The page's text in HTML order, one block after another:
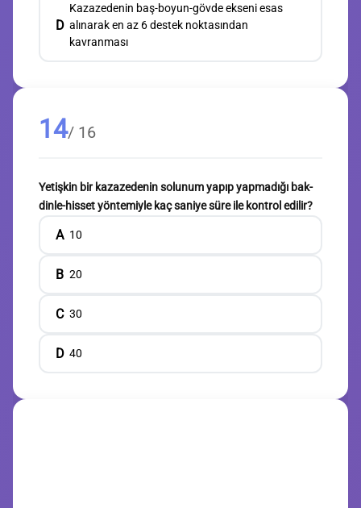
D
Kazazedenin baş-boyun-gövde ekseni esas
alınarak en az 6 destek noktasından
kavranması
14/ 16
Yetişkin bir kazazedenin solunum yapıp yapmadığı bak-
dinle-hisset yöntemiyle kaç saniye süre ile kontrol edilir?
A 10
B 20
C 30
D 40